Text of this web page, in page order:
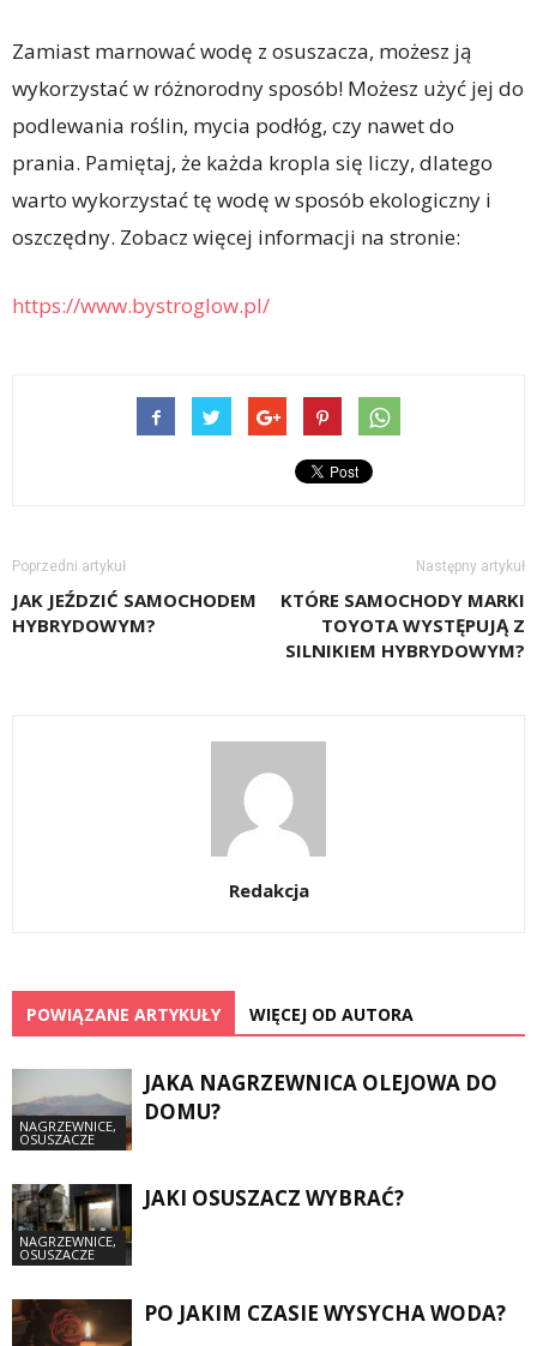
Zamiast marnować wodę z osuszacza, możesz ją
wykorzystać w różnorodny sposób! Możesz użyć jej do
podlewania roślin, mycia podłóg, czy nawet do
prania. Pamiętaj, że każda kropla się liczy, dlatego
warto wykorzystać tę wodę w sposób ekologiczny i
oszczędny. Zobacz więcej informacji na stronie:
https://www.bystroglow.pl/
Poprzedni artykuł
JAK JEŹDZIĆ SAMOCHODEM
HYBRYDOWYM?
Następny artykuł
KTÓRE SAMOCHODY MARKI
TOYOTA WYSTĘPUJĄ Z
SILNIKIEM HYBRYDOWYM?
Redakcja
POWIĄZANE ARTYKUŁY WIĘCEJ OD AUTORA
NAGRZEWNICE,
OSUSZACZE
JAKA NAGRZEWNICA OLEJOWA DO
DOMU?
NAGRZEWNICE,
OSUSZACZE
JAKI OSUSZACZ WYBRAĆ?
PO JAKIM CZASIE WYSYCHA WODA?